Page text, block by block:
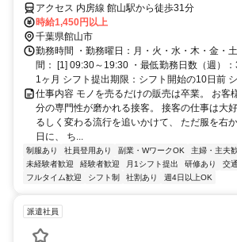
アクセス 内房線 館山駅から徒歩31分
時給1,450円以上
千葉県館山市
勤務時間 ・勤務曜日：月・火・水・木・金・
間： [1] 09:30～19:30 ・最低勤務日数（週）：
1ヶ月 シフト提出期限：シフト開始の10日前
仕事内容 モノを売るだけの販売は卒業。 お客
分の専門性が磨かれる接客。 接客の仕事は大
るしく変わる流行を追いかけて、 ただ服を右
日に、 ち...
制服あり 社員登用あり 副業・WワークOK 主婦・主夫
未経験者歓迎
経験者歓迎 月1シフト提出 研修あり 交
フルタイム歓迎
シフト制 社割あり 週4日以上OK
派遣社員